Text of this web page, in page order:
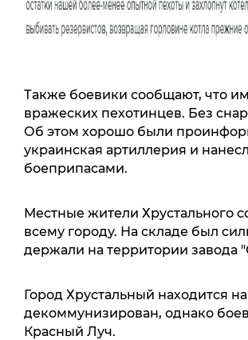
Также боевики сообщают, что
вражеских пехотинцев. Без
Об этом хорошо были
украинская артиллерия и
боеприпасами.
Местные жители Хрустального
всему городу. На складе был
держали на территории завода
Город Хрустальный находится
декоммунизирован, однако
Красный Луч.